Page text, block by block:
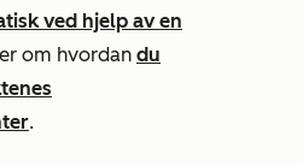
ved hjelp av en
om hvordan du
.